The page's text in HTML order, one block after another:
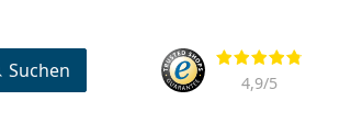
Bewertung
4,9/5
Suchen